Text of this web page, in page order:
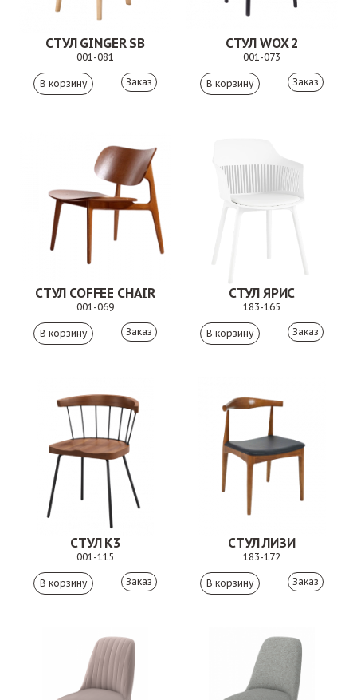
СТУЛ GINGER SB
001-081
Заказ
СТУЛ WOX 2
001-073
Заказ
СТУЛ COFFEE CHAIR
001-069
Заказ
СТУЛ ЯРИС
183-165
Заказ
СТУЛ К3
001-115
Заказ
СТУЛ ЛИЗИ
183-172
Заказ